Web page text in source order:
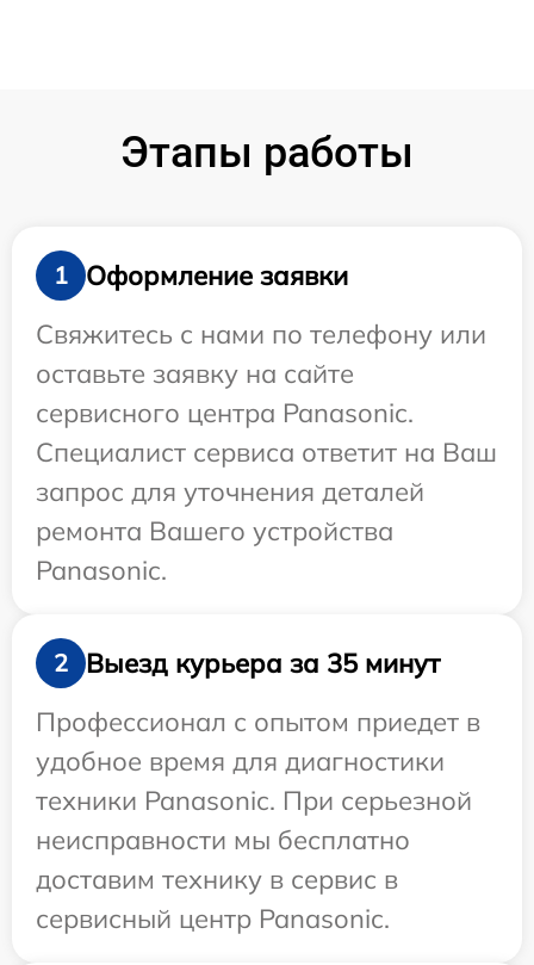
Этапы работы
1
Оформление заявки
Свяжитесь с нами по телефону или
оставьте заявку на сайте
сервисного центра Panasonic.
Специалист сервиса ответит на Ваш
запрос для уточнения деталей
ремонта Вашего устройства
Panasonic.
2
Выезд курьера за 35 минут
Профессионал с опытом приедет в
удобное время для диагностики
техники Panasonic. При серьезной
неисправности мы бесплатно
доставим технику в сервис в
сервисный центр Panasonic.